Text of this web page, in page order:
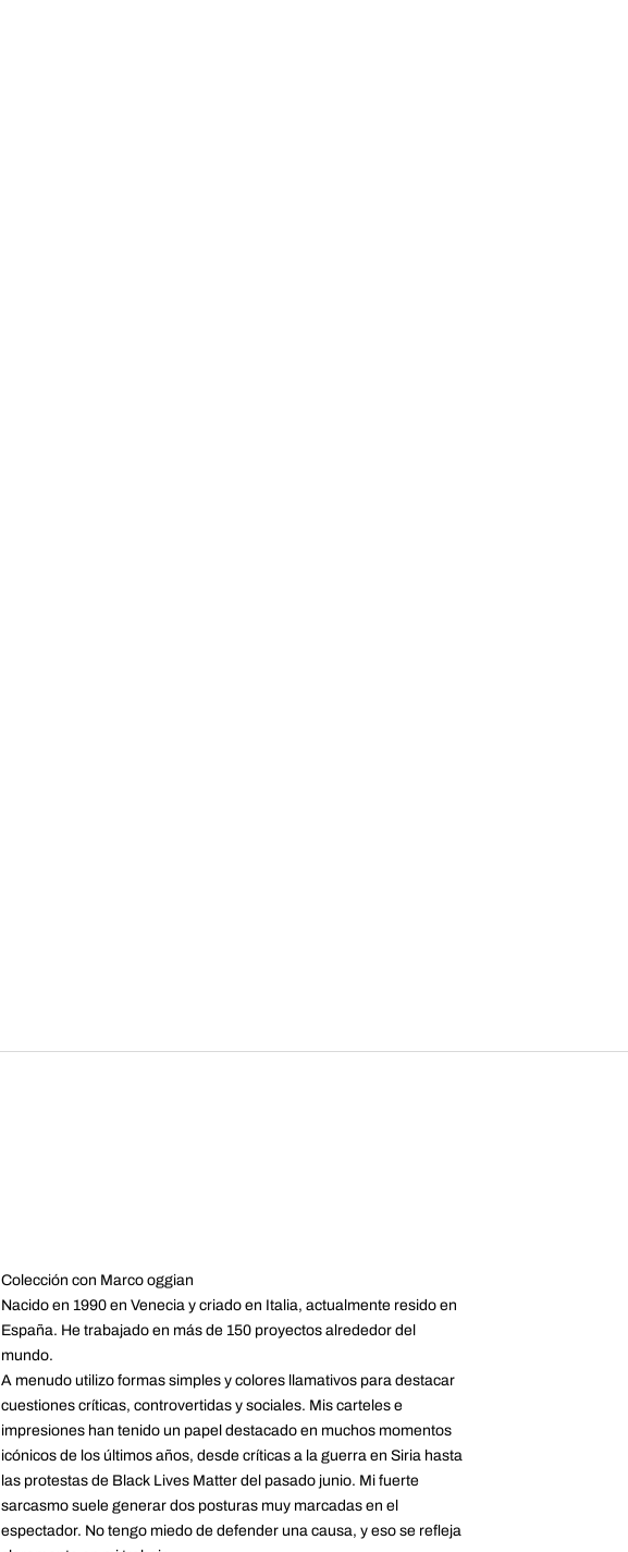
Colección con Marco oggian
Nacido en 1990 en Venecia y criado en Italia, actualmente resido en
España. He trabajado en más de 150 proyectos alrededor del
mundo.
A menudo utilizo formas simples y colores llamativos para destacar
cuestiones críticas, controvertidas y sociales. Mis carteles e
impresiones han tenido un papel destacado en muchos momentos
icónicos de los últimos años, desde críticas a la guerra en Siria hasta
las protestas de Black Lives Matter del pasado junio. Mi fuerte
sarcasmo suele generar dos posturas muy marcadas en el
espectador. No tengo miedo de defender una causa, y eso se refleja